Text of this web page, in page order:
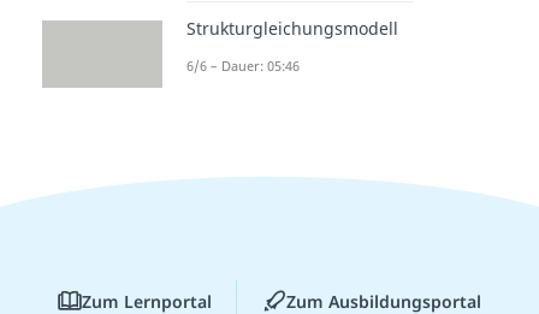
Strukturgleichungsmodell
6/6 – Dauer: 05:46
Zum Lernportal Zum Ausbildungsportal